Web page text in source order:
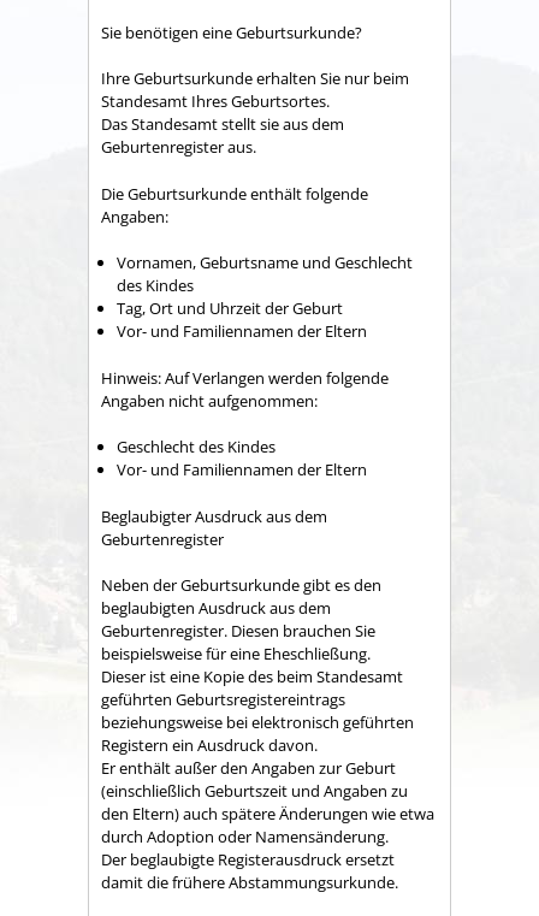
Sie benötigen eine Geburtsurkunde?
Ihre Geburtsurkunde erhalten Sie nur beim
Standesamt Ihres Geburtsortes.
Das Standesamt stellt sie aus dem
Geburtenregister aus.
Die Geburtsurkunde enthält folgende
Angaben:
Vornamen, Geburtsname und Geschlecht
des Kindes
Tag, Ort und Uhrzeit der Geburt
Vor- und Familiennamen der Eltern
Hinweis: Auf Verlangen werden folgende
Angaben nicht aufgenommen:
Geschlecht des Kindes
Vor- und Familiennamen der Eltern
Beglaubigter Ausdruck aus dem
Geburtenregister
Neben der Geburtsurkunde gibt es den
beglaubigten Ausdruck aus dem
Geburtenregister. Diesen brauchen Sie
beispielsweise für eine Eheschließung.
Dieser ist eine Kopie des beim Standesamt
geführten Geburtsregistereintrags
beziehungsweise bei elektronisch geführten
Registern ein Ausdruck davon.
Er enthält außer den Angaben zur Geburt
(einschließlich Geburtszeit und Angaben zu
den Eltern) auch spätere Änderungen wie etwa
durch Adoption oder Namensänderung.
Der beglaubigte Registerausdruck ersetzt
damit die frühere Abstammungsurkunde.